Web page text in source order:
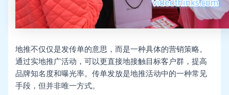
地推不仅仅是发传单的意思，而是一种具体的营销策略。
通过实地推广活动，可以更直接地接触目标客户群，提高
品牌知名度和曝光率。传单发放是地推活动中的一种常见
手段，但并非唯一方式。